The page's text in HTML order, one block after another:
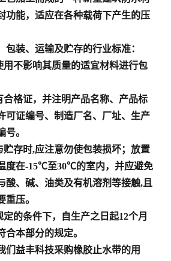
功能，适应在各种载荷下产生的压
包装、运输及贮存的行业标准：
用不影响其质量的适宜材料进行包
合格证，并注明产品名称、产品标
可证编号、制造厂名、厂址、生产
号。
贮存时,应注意勿使包装损坏；放置
度在-15℃至30℃的室内，并应避免
酸、碱、油类及有机溶剂等接触,且
重压。
的条件下，自生产之日起12个月
合本部分的规定。
们益丰科技采购橡胶止水带的用